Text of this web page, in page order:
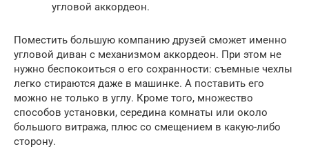
угловой аккордеон.
Поместить большую компанию друзей сможет именно
угловой диван с механизмом аккордеон. При этом не
нужно беспокоиться о его сохранности: съемные чехлы
легко стираются даже в машинке. А поставить его
можно не только в углу. Кроме того, множество
способов установки, середина комнаты или около
большого витража, плюс со смещением в какую-либо
сторону.